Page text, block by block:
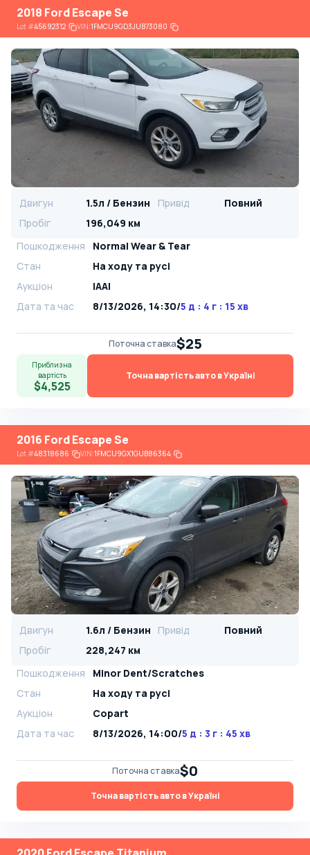
2018 Ford Escape Se
Lot#45692312 VIN:1FMCU9GD3JUB73080
Двигун 1.5л / Бензин Привід
Повний
Пробіг
196,049 км
Пошкодження
Normal Wear & Tear
Стан
На ​​ходу та русі
Аукціон
IAAI
Дата та час
8/13/2026, 14:30/5 д : 4 г : 15 хв
Поточна ставка$25
Приблизна
вартість
$4,525
Точна вартість авто в Україні
2016 Ford Escape Se
Lot#48318686 VIN:1FMCU9GX1GUB86364
Двигун 1.6л / Бензин Привід
Повний
Пробіг
228,247 км
Пошкодження
Minor Dent/Scratches
Стан
На ​​ходу та русі
Аукціон
Copart
Дата та час
8/13/2026, 14:00/5 д : 3 г : 45 хв
Поточна ставка$0
Точна вартість авто в Україні